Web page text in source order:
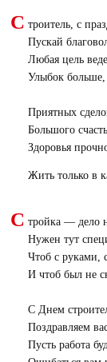
С троитель, с
Пускай
Любая цель
Улыбок
Приятных
Большого
Здоровья
Жить только в
С тройка — дело
Нужен тут
Чтоб с руками,
И чтоб был не
С Днем
Поздравляем
Пусть работа